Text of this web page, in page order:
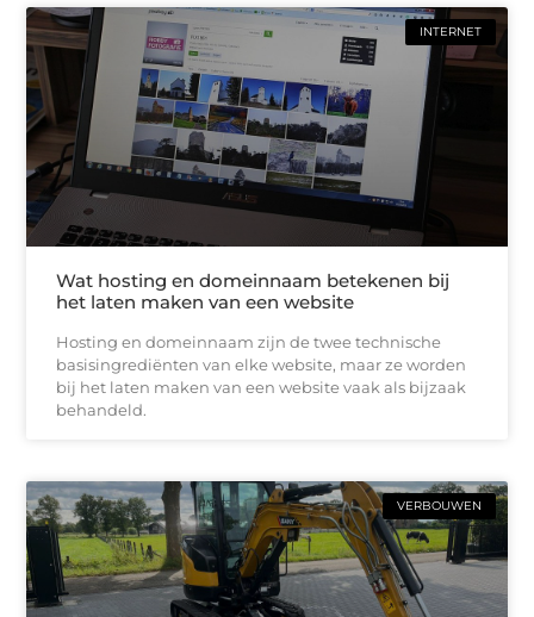
INTERNET
Wat hosting en domeinnaam betekenen bij
het laten maken van een website
Hosting en domeinnaam zijn de twee technische
basisingrediënten van elke website, maar ze worden
bij het laten maken van een website vaak als bijzaak
behandeld.
VERBOUWEN